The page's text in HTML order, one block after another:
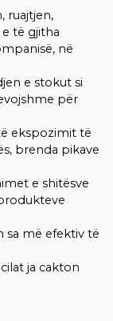
ruajtjen,
të gjitha
në
e stokut si
për
ekspozimit të
brenda pikave
e shitësve
sa më efektiv të
ja cakton